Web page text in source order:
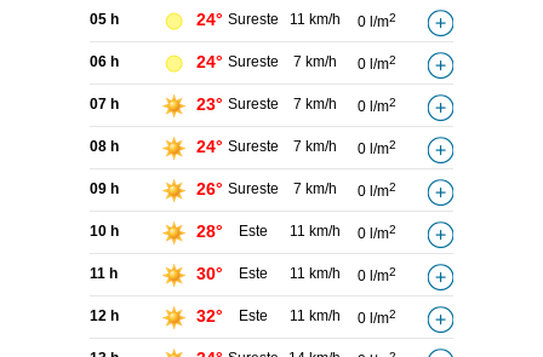
05 h 24° Sureste 11 km/h 0 l/m2
06 h 24° Sureste 7 km/h 0 l/m2
07 h 23° Sureste 7 km/h 0 l/m2
08 h 24° Sureste 7 km/h 0 l/m2
09 h 26° Sureste 7 km/h 0 l/m2
10 h 28° Este 11 km/h 0 l/m2
11 h 30° Este 11 km/h 0 l/m2
12 h 32° Este 11 km/h 0 l/m2